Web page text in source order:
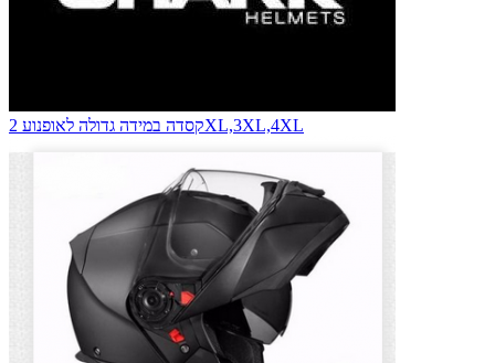
קסדה במידה גדולה לאופנוע 2XL,3XL,4XL